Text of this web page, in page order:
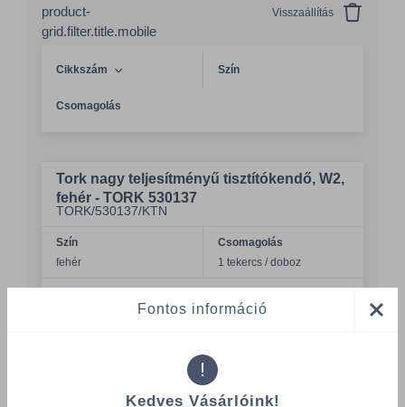
product-
grid.filter.title.mobile
Visszaállítás
Cikkszám Szín
Csomagolás
Tork nagy teljesítményű tisztítókendő, W2,
fehér - TORK 530137
TORK/530137/KTN
Szín
fehér
Csomagolás
1 tekercs / doboz
Fontos információ
!
Kedves Vásárlóink!